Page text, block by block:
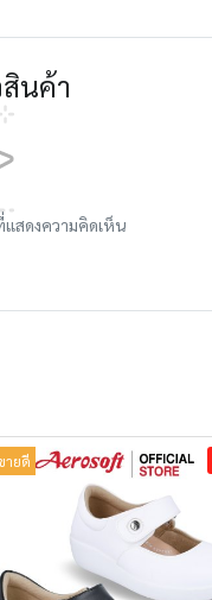
นค้า
สดงความคิดเห็น
ายดี